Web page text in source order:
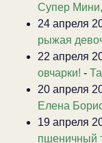
Супер
24 апреля
рыжая
22 апреля
овчарки! -
20 апреля
Елена
19 апреля
пшеничный